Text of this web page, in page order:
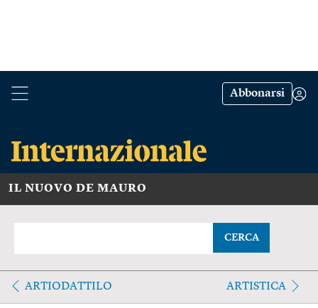
Abbonarsi
IL NUOVO DE MAURO
CERCA
ARTIODATTILO ARTISTICA